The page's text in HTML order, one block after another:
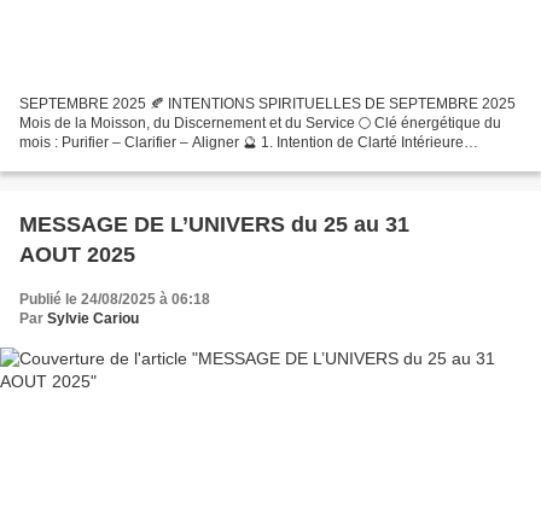
SEPTEMBRE 2025 🍂 INTENTIONS SPIRITUELLES DE SEPTEMBRE 2025
Mois de la Moisson, du Discernement et du Service 🌕 Clé énergétique du
mois : Purifier – Clarifier – Aligner 🔮 1. Intention de Clarté Intérieure
MESSAGE DE L’UNIVERS du 25 au 31
AOUT 2025
Publié le 24/08/2025 à 06:18
Par Sylvie Cariou